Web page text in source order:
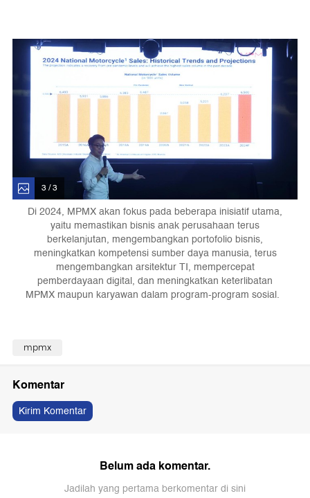
3 / 3
Di 2024, MPMX akan fokus pada beberapa inisiatif utama,
yaitu memastikan bisnis anak perusahaan terus
berkelanjutan, mengembangkan portofolio bisnis,
meningkatkan kompetensi sumber daya manusia, terus
mengembangkan arsitektur TI, mempercepat
pemberdayaan digital, dan meningkatkan keterlibatan
MPMX maupun karyawan dalam program-program sosial.
mpmx
Komentar
Kirim Komentar
Belum ada komentar.
Jadilah yang pertama berkomentar di sini